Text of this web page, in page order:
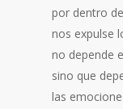
por dentro
nos expulse
no depende
sino que
las